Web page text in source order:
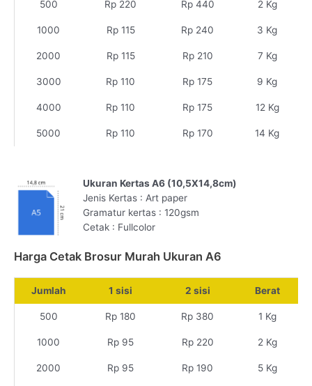
500 Rp 220 Rp 440 2 Kg
1000 Rp 115 Rp 240 3 Kg
2000 Rp 115 Rp 210 7 Kg
3000 Rp 110 Rp 175 9 Kg
4000 Rp 110 Rp 175 12 Kg
5000 Rp 110 Rp 170 14 Kg
Ukuran Kertas A6 (10,5X14,8cm)
Jenis Kertas : Art paper
Gramatur kertas : 120gsm
Cetak : Fullcolor
Harga Cetak Brosur Murah Ukuran A6
Jumlah 1 sisi 2 sisi Berat
500 Rp 180 Rp 380 1 Kg
1000 Rp 95 Rp 220 2 Kg
2000 Rp 95 Rp 190 5 Kg